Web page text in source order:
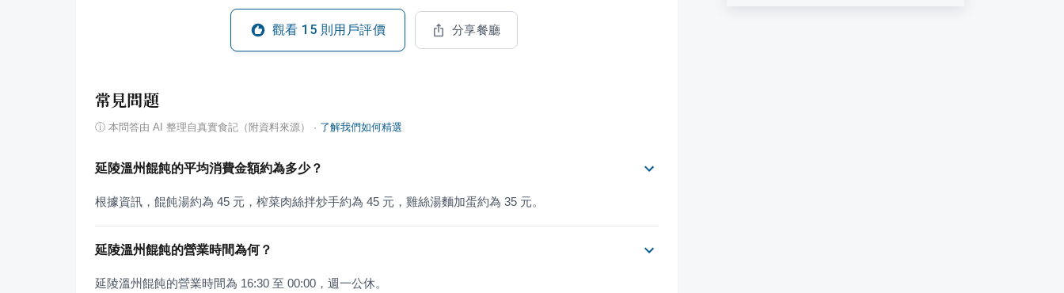
觀看 15 則用戶評價 分享餐廳
常見問題
ⓘ 本問答由 AI 整理自真實食記（附資料來源） · 了解我們如何精選
延陵溫州餛飩的平均消費金額約為多少？
根據資訊，餛飩湯約為 45 元，榨菜肉絲拌炒手約為 45 元，雞絲湯麵加蛋約為 35 元。
延陵溫州餛飩的營業時間為何？
延陵溫州餛飩的營業時間為 16:30 至 00:00，週一公休。